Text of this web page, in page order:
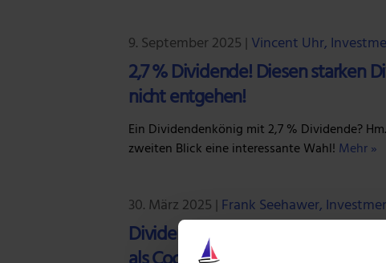
9. September 2025 | Vincent Uhr,
2,7 % Dividende! Diesen starken
nicht entgehen!
Ein Dividendenkönig mit 2,7 % Dividende?
zweiten Blick eine interessante Wahl! Mehr »
30. März 2025 | Frank Seehawer,
Dividendenkönige: 3 Aktien, die